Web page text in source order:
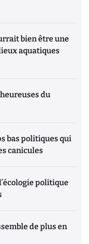
bien être une
aquatiques
du
bas politiques qui
canicules
politique
de plus en